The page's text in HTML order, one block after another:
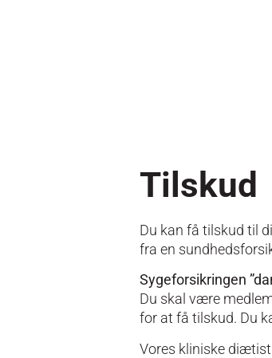
Tilskud
Du kan få tilskud til
fra en
Sygeforsikringen
Du skal være
for at få tilskud. Du
Vores kliniske